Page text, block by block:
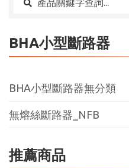
BHA小型斷路器
BHA小型斷路器無分類
無熔絲斷路器_NFB
推薦商品